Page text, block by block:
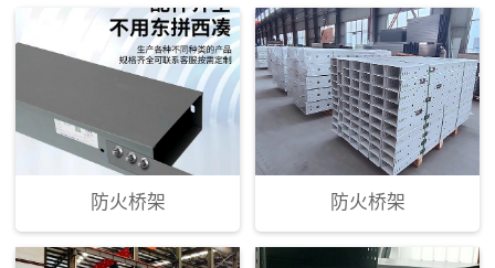
防火桥架 防火桥架